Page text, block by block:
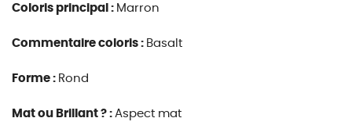
Coloris principal : Marron
Commentaire coloris : Basalt
Forme : Rond
Mat ou Brillant ? : Aspect mat